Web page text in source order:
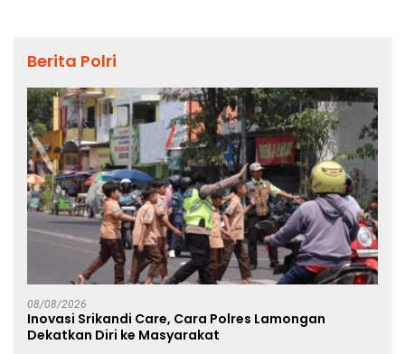
Berita Polri
08/08/2026
Inovasi Srikandi Care, Cara Polres Lamongan
Dekatkan Diri ke Masyarakat